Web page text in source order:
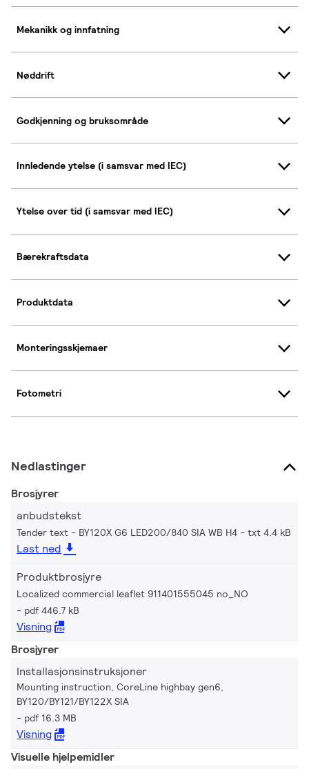
Mekanikk og innfatning
Nøddrift
Godkjenning og bruksområde
Innledende ytelse (i samsvar med IEC)
Ytelse over tid (i samsvar med IEC)
Bærekraftsdata
Produktdata
Monteringsskjemaer
Fotometri
Nedlastinger
Brosjyrer
anbudstekst
Tender text - BY120X G6 LED200/840 SIA WB H4 txt 4.4 kB
Last ned
Produktbrosjyre
Localized commercial leaflet 911401555045 no_NO
pdf 446.7 kB
Visning
Brosjyrer
Installasjonsinstruksjoner
Mounting instruction, CoreLine highbay gen6,
BY120/BY121/BY122X SIA
pdf 16.3 MB
Visning
Visuelle hjelpemidler